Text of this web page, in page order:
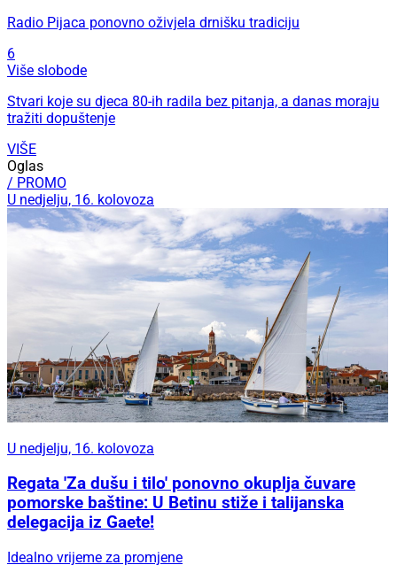
Radio Pijaca ponovno oživjela drnišku tradiciju
6
Više slobode
Stvari koje su djeca 80-ih radila bez pitanja, a danas moraju
tražiti dopuštenje
VIŠE
Oglas
/ PROMO
U nedjelju, 16. kolovoza
U nedjelju, 16. kolovoza
Regata 'Za dušu i tilo' ponovno okuplja čuvare
pomorske baštine: U Betinu stiže i talijanska
delegacija iz Gaete!
Idealno vrijeme za promjene